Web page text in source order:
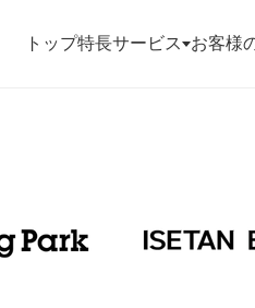
トップ特長サービス お客様